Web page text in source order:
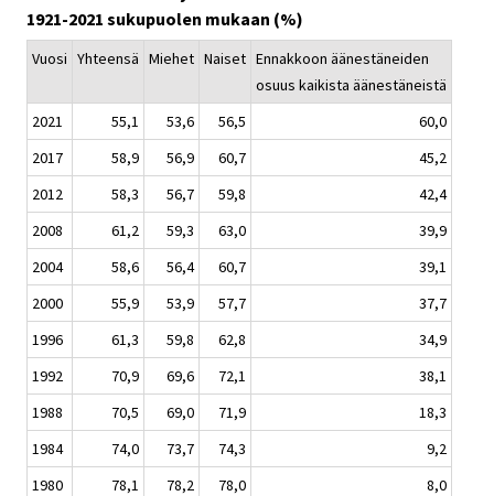
1921-2021 sukupuolen mukaan (%)
Vuosi Yhteensä Miehet Naiset Ennakkoon äänestäneiden
osuus kaikista äänestäneistä
2021
55,1 53,6 56,5
60,0
2017
58,9 56,9 60,7
45,2
2012
58,3 56,7 59,8
42,4
2008
61,2 59,3 63,0
39,9
2004
58,6 56,4 60,7
39,1
2000
55,9 53,9 57,7
37,7
1996
61,3 59,8 62,8
34,9
1992
70,9 69,6 72,1
38,1
1988
70,5 69,0 71,9
18,3
1984
74,0 73,7 74,3
9,2
1980
78,1 78,2 78,0
8,0